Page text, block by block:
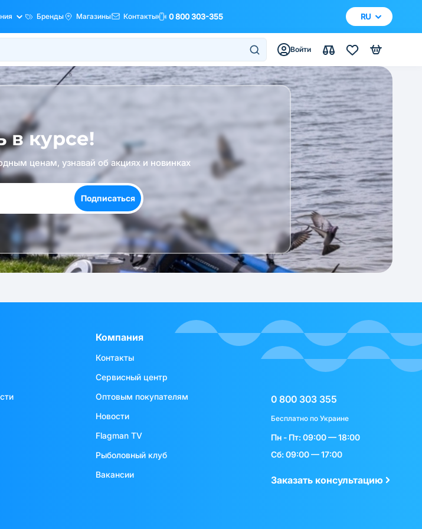
Бренды Магазины Контакты 0 800 303-355 RU
Войти
в курсе!
ценам, узнавай об акциях и новинках
Подписаться
Компания
Контакты
Сервисный центр
Оптовым покупателям
Новости
Flagman TV
Рыболовный клуб
Вакансии
0 800 303 355
Бесплатно по Украине
Пн - Пт: 09:00 — 18:00
Сб: 09:00 — 17:00
Заказать консультацию